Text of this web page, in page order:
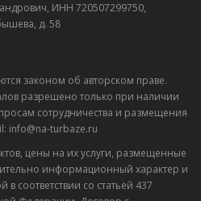
ИНН 720507299750,
д. 58
законом об авторском праве.
разрешено только при наличии
сотрудничества и размещения
info@na-turbaze.ru
цены на их услуги, размещенные
информационный характер и
соответствии со статьей 437